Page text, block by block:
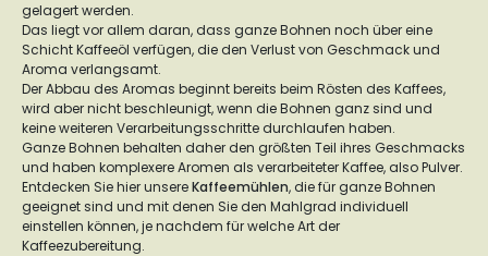
gelagert werden.
Das liegt vor allem daran, dass ganze Bohnen noch über eine
Schicht Kaffeeöl verfügen, die den Verlust von Geschmack und
Aroma verlangsamt.
Der Abbau des Aromas beginnt bereits beim Rösten des Kaffees,
wird aber nicht beschleunigt, wenn die Bohnen ganz sind und
keine weiteren Verarbeitungsschritte durchlaufen haben.
Ganze Bohnen behalten daher den größten Teil ihres Geschmacks
und haben komplexere Aromen als verarbeiteter Kaffee, also Pulver.
Entdecken Sie hier unsereKaffeemühlen, die für ganze Bohnen
geeignet sind und mit denen Sie den Mahlgrad individuell
einstellen können, je nachdem für welche Art der
Kaffeezubereitung.